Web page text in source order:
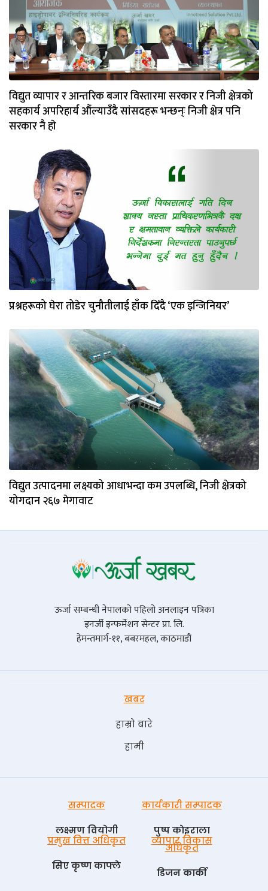
विद्युत व्यापार र आन्तरिक बजार विस्तारमा सरकार र निजी क्षेत्रको
सहकार्य अपरिहार्य औंल्याउँदै सांसदहरू भन्छन्ः निजी क्षेत्र पनि
सरकार नै हाे
प्रश्नहरूको घेरा तोडेर चुनौतीलाई हाँक दिँदै ‘एक इन्जिनियर’
विद्युत उत्पादनमा लक्ष्यको आधाभन्दा कम उपलब्धि, निजी क्षेत्रको
योगदान २६७ मेगावाट
ऊर्जा सम्बन्धी नेपालको पहिलो अनलाइन पत्रिका
इनर्जी इन्फर्मेशन सेन्टर प्रा. लि.
हेमन्तमार्ग-११, बबरमहल, काठमाडौं
खबर
हाम्रो बारे
हामी
सम्पादक
लक्ष्मण वियोगी
कार्यकारी सम्पादक
पुष्प काेइराला
प्रमुख वित्त अधिकृत
सिए कृष्ण काफ्ले
व्यापार विकास
अधिकृत
डिजन कार्की